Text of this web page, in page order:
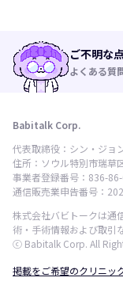
ご不明な
よくある質
Babitalk Corp.
代表取締役：シン・ジョ
住所：ソウル特別市瑞草
事業者登録番号：836-
通信販売業申告番号：
株式会社バビトークは通
術・手術情報および取引
ⓒ Babitalk Corp. All
掲載をご希望のクリニッ